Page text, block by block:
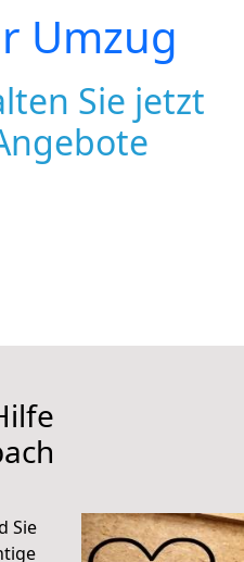
Umzug
Sie jetzt
Sie